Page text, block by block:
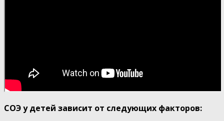
СОЭ у детей зависит от следующих факторов: